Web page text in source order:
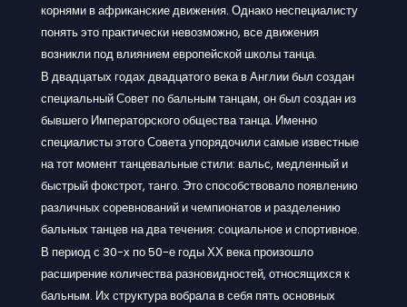
корнями в африканские движения. Однако неспециалисту
понять это практически невозможно, все движения
возникли под влиянием европейской школы танца.
В двадцатых годах двадцатого века в Англии был создан
специальный Совет по бальным танцам, он был создан из
бывшего Императорского общества танца. Именно
специалисты этого Совета упорядочили самые известные
на тот момент танцевальные стили: вальс, медленный и
быстрый фокстрот, танго. Это способствовало появлению
различных соревнований и чемпионатов и разделению
бальных танцев на два течения: социальное и спортивное.
В период с 30-х по 50-е годы ХХ века произошло
расширение количества разновидностей, относящихся к
бальным. Их структура вобрала в себя пять основных